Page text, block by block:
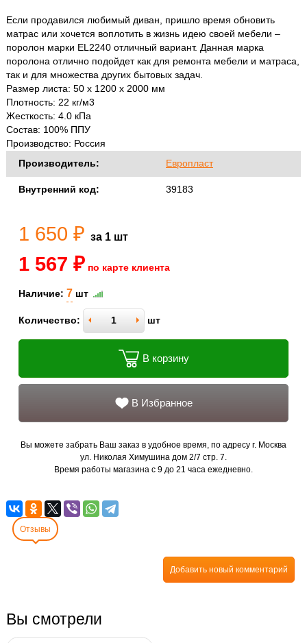
Если продавился любимый диван, пришло время обновить
матрас или хочется воплотить в жизнь идею своей мебели –
поролон марки EL2240 отличный вариант. Данная марка
поролона отлично подойдет как для ремонта мебели и матраса,
так и для множества других бытовых задач.
Размер листа: 50 х 1200 х 2000 мм
Плотность: 22 кг/м3
Жесткость: 4.0 кПа
Состав: 100% ППУ
Производство: Россия
Производитель:
Европласт
Внутренний код: 39183
1 650 ₽ за 1 шт
1 567 ₽ по карте клиента
Наличие: 7 шт
Количество: шт
В корзину
В Избранное
Вы можете забрать Ваш заказ в удобное время, по адресу г. Москва
ул. Николая Химушина дом 2/7 стр. 7.
Время работы магазина с 9 до 21 часа ежедневно.
Отзывы
Добавить новый комментарий
Вы смотрели